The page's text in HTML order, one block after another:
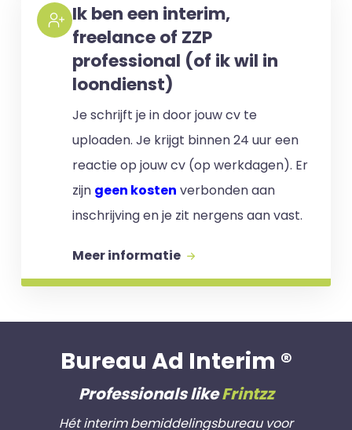
Ik ben een interim,
freelance of ZZP
professional (of ik wil in
loondienst)
Je schrijft je in door jouw cv te
uploaden. Je krijgt binnen 24 uur een
reactie op jouw cv (op werkdagen). Er
zijn geen kosten verbonden aan
inschrijving en je zit nergens aan vast.
Meer informatie
Bureau Ad Interim ®
Professionals likeFrintzz
Hét interim bemiddelingsbureau voor